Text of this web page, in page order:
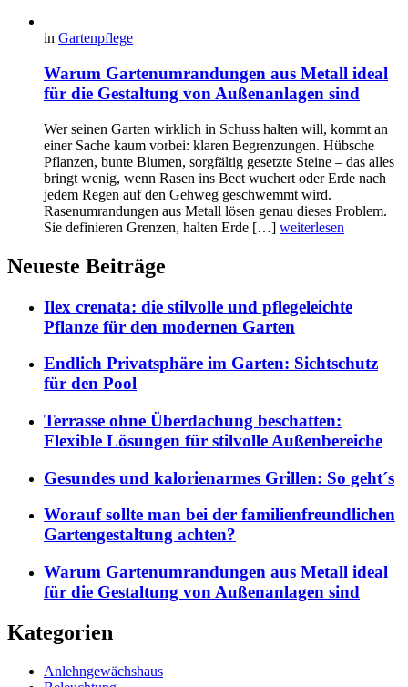
in Gartenpflege
Warum Gartenumrandungen aus Metall ideal
für die Gestaltung von Außenanlagen sind
Wer seinen Garten wirklich in Schuss halten will, kommt an
einer Sache kaum vorbei: klaren Begrenzungen. Hübsche
Pflanzen, bunte Blumen, sorgfältig gesetzte Steine – das alles
bringt wenig, wenn Rasen ins Beet wuchert oder Erde nach
jedem Regen auf den Gehweg geschwemmt wird.
Rasenumrandungen aus Metall lösen genau dieses Problem.
Sie definieren Grenzen, halten Erde […] weiterlesen
Neueste Beiträge
Ilex crenata: die stilvolle und pflegeleichte
Pflanze für den modernen Garten
Endlich Privatsphäre im Garten: Sichtschutz
für den Pool
Terrasse ohne Überdachung beschatten:
Flexible Lösungen für stilvolle Außenbereiche
Gesundes und kalorienarmes Grillen: So geht´s
Worauf sollte man bei der familienfreundlichen
Gartengestaltung achten?
Warum Gartenumrandungen aus Metall ideal
für die Gestaltung von Außenanlagen sind
Kategorien
Anlehngewächshaus